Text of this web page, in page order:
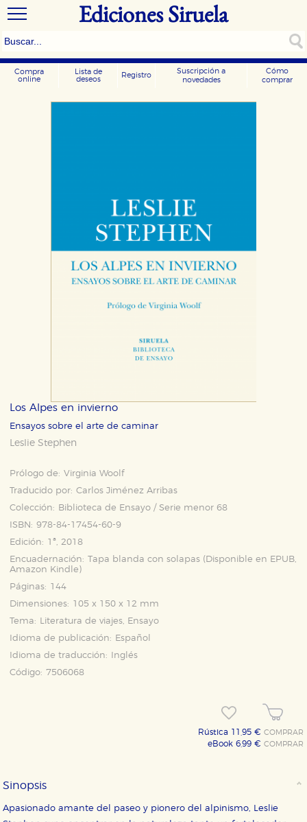
Ediciones Siruela
Compra
online
Lista de
deseos
Registro
Suscripción a
novedades
Cómo
comprar
Los Alpes en invierno
Ensayos sobre el arte de caminar
Leslie Stephen
Prólogo de: Virginia Woolf
Traducido por: Carlos Jiménez Arribas
Colección:
Biblioteca de Ensayo / Serie menor 68
ISBN: 978-84-17454-60-9
Edición: 1ª, 2018
Encuadernación: Tapa blanda con solapas (Disponible en EPUB,
Amazon Kindle )
Páginas: 144
Dimensiones: 105 x 150 x 12 mm
Tema:
Literatura de viajes, Ensayo
Idioma de publicación:
Español
Idioma de traducción:
Inglés
Código: 7506068
Rústica 11,95 €COMPRAR
eBook 6,99 €COMPRAR
Sinopsis
Apasionado amante del paseo y pionero del alpinismo, Leslie
CONFIGURACIÓN DE COOKIES